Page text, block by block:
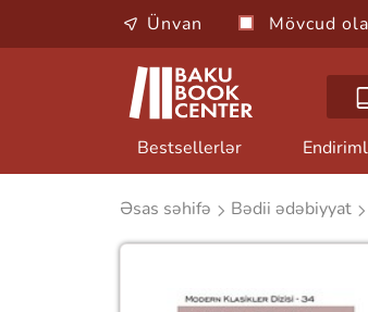
Ünvan Mövcud
Bestsellerlər
Əsas səhifə Bədii ədəbiyyat